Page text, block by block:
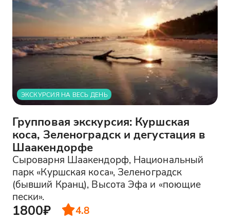
ЭКСКУРСИЯ НА ВЕСЬ ДЕНЬ
Групповая экскурсия: Куршская
коса, Зеленоградск и дегустация в
Шаакендорфе
Сыроварня Шаакендорф, Национальный
парк «Куршская коса», Зеленоградск
(бывший Кранц), Высота Эфа и «поющие
пески».
1800₽ 4.8